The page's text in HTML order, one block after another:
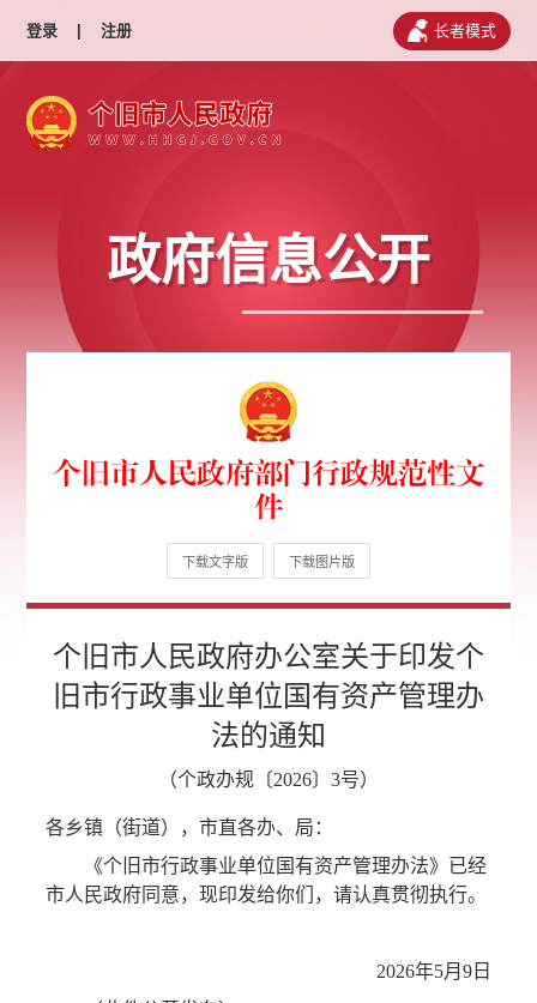
登录 | 注册 长者模式
政府信息公开
个旧市人民政府部门行政规范性文
件
下载文字版 下载图片版
个旧市人民政府办公室关于印发个
旧市行政事业单位国有资产管理办
法的通知
（个政办规〔2026〕3号）
各乡镇（街道），市直各办、局：
《个旧市行政事业单位国有资产管理办法》已经
市人民政府同意，现印发给你们，请认真贯彻执行。
2026年5月9日